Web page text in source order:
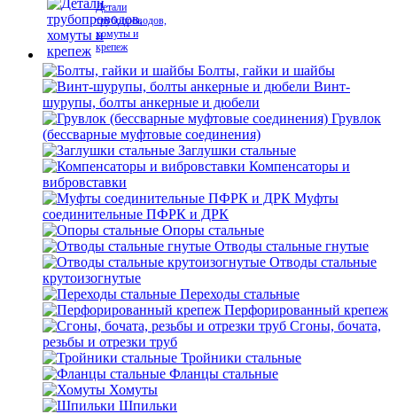
Детали
трубопроводов,
хомуты и
крепеж
Болты, гайки и шайбы
Винт-
шурупы, болты анкерные и дюбели
Грувлок
(бессварные муфтовые соединения)
Заглушки стальные
Компенсаторы и
вибровставки
Муфты
соединительные ПФРК и ДРК
Опоры стальные
Отводы стальные гнутые
Отводы стальные
крутоизогнутые
Переходы стальные
Перфорированный крепеж
Сгоны, бочата,
резьбы и отрезки труб
Тройники стальные
Фланцы стальные
Хомуты
Шпильки